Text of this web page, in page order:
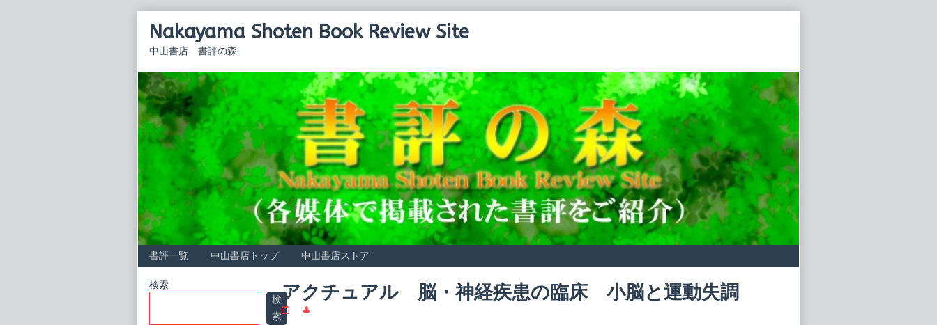
Nakayama Shoten Book Review Site
中山書店 書評の森
書評一覧 中山書店トップ 中山書店ストア
アクチュアル 脳・神経疾患の臨床 小脳と運動失調
Primary
検索
検
索